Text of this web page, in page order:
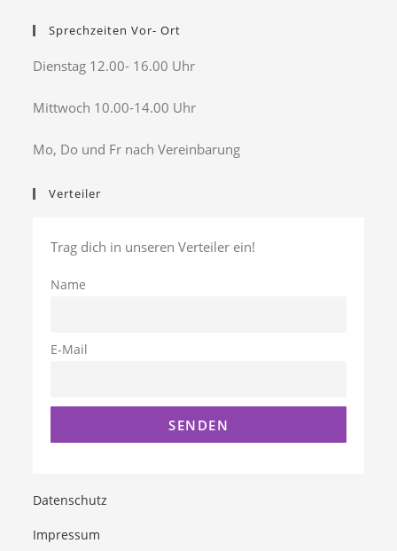
Sprechzeiten Vor- Ort
Dienstag 12.00- 16.00 Uhr
Mittwoch 10.00-14.00 Uhr
Mo, Do und Fr nach Vereinbarung
Verteiler
Trag dich in unseren Verteiler ein!
Name
E-Mail
Datenschutz
Impressum